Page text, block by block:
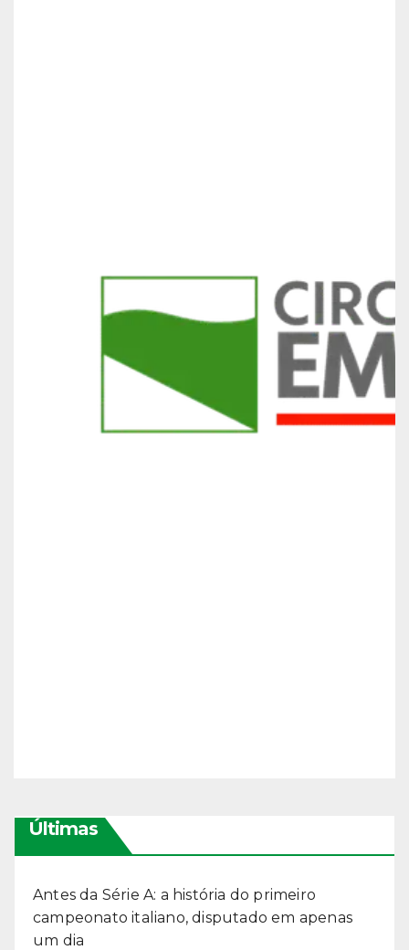
Últimas
Antes da Série A: a história do primeiro
campeonato italiano, disputado em apenas
um dia